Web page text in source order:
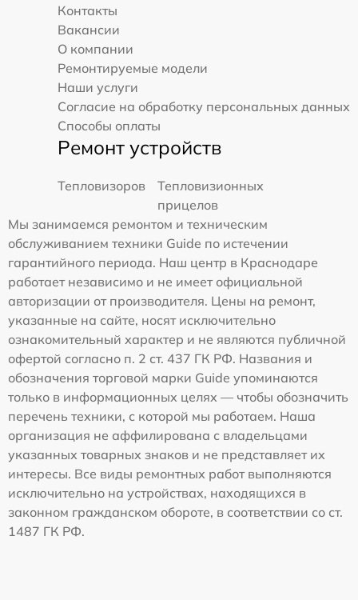
Контакты
Вакансии
О компании
Ремонтируемые модели
Наши услуги
Согласие на обработку персональных данных
Способы оплаты
Ремонт устройств
Тепловизоров
Тепловизионных
прицелов
Мы занимаемся ремонтом и техническим
обслуживанием техники Guide по истечении
гарантийного периода. Наш центр в Краснодаре
работает независимо и не имеет официальной
авторизации от производителя. Цены на ремонт,
указанные на сайте, носят исключительно
ознакомительный характер и не являются публичной
офертой согласно п. 2 ст. 437 ГК РФ. Названия и
обозначения торговой марки Guide упоминаются
только в информационных целях — чтобы обозначить
перечень техники, с которой мы работаем. Наша
организация не аффилирована с владельцами
указанных товарных знаков и не представляет их
интересы. Все виды ремонтных работ выполняются
исключительно на устройствах, находящихся в
законном гражданском обороте, в соответствии со ст.
1487 ГК РФ.